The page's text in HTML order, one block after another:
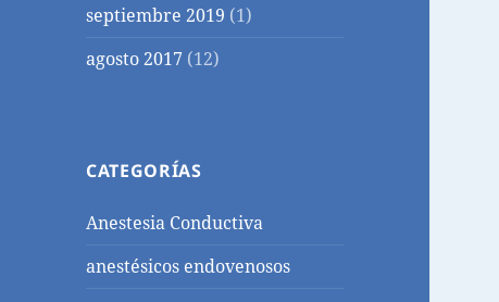
septiembre 2019 (1)
agosto 2017 (12)
CATEGORÍAS
Anestesia Conductiva
anestésicos endovenosos